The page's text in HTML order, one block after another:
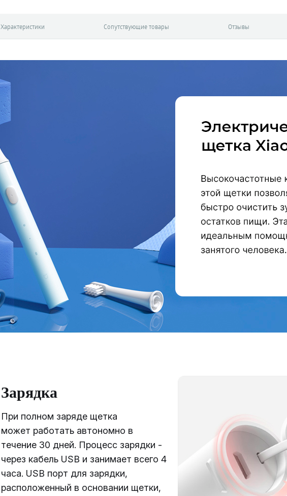
Характеристики Сопутствующие товары Отзывы
Зарядка
При полном заряде щетка
может работать автономно в
течение 30 дней. Процесс зарядки -
через кабель USB и занимает всего 4
часа. USB порт для зарядки,
расположенный в основании щетки,